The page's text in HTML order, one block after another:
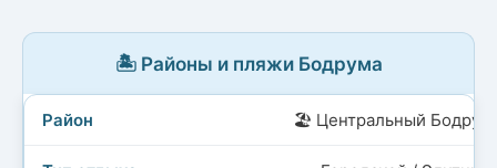
🏝️ Районы и пляжи Бодрума
🏖️ Центральный Бодрум